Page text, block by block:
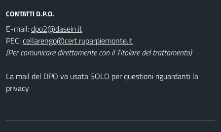
CONTATTI D.P.O.
E-mail:
PEC:
(Per comunicare direttamente con il Titolare del trattamento)
La mail del DPO va usata SOLO per questioni riguardanti la
privacy